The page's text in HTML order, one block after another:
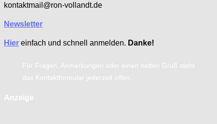
kontaktmail@ron-vollandt.de
Newsletter
Hier einfach und schnell anmelden. Danke!
Für Fragen, Anmerkungen oder einen netten Gruß steht
das Kontaktformular jederzeit offen.
Anzeige